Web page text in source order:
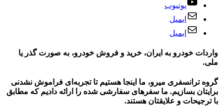
یوتیوب
ایمیل
ایمیل
واردات خودرو به ایران، خرید و فروش خودرو، به صورت گذر یا
ملی.
گروه ترانسفری میرو، ما اینجا هستیم تا تجربه‌ای فراموش نشدنی
برایتان بسازیم. ما سفرهای سفارشی شده را ارائه دادیم که مطابق
با ترجیحات و علایقتان هستند.